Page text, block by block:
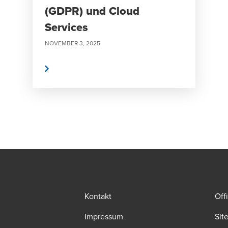
(GDPR) und Cloud
Services
NOVEMBER 3, 2025
Kontakt
Impressum